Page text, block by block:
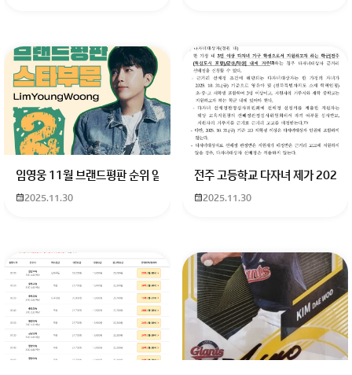
임영웅 11월 브랜드평판 순위 알고싶어요 임영웅 11월 브랜드평판에서
2025.11.30
전주 고등학교 다자녀 제가 2027
2025.11.30